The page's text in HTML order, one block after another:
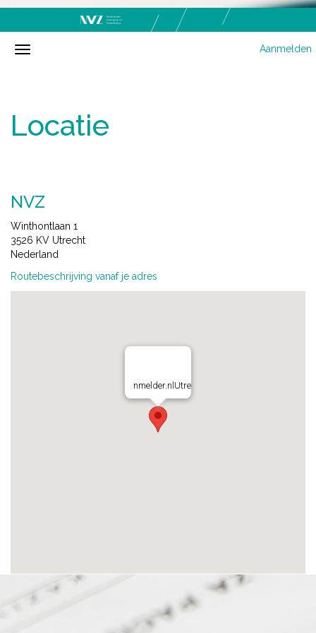
Aanmelden
Locatie
NVZ
Winthontlaan 1
3526 KV Utrecht
Nederland
Routebeschrijving vanaf je adres
nmelder.nlUtre